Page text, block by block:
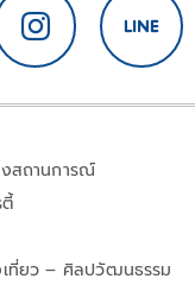
สถานการณ์
ตี้
ที่ยว – ศิลปวัฒนธรรม